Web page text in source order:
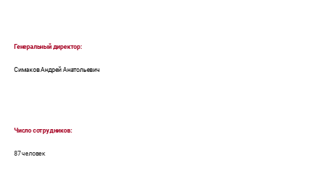
Генеральный директор:
Симаков Андрей Анатольевич
Число сотрудников:
87 человек